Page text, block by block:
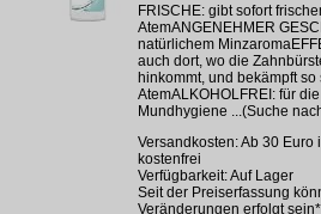
FRISCHE: gibt sofort
AtemANGENEHMER
natürlichem
auch dort, wo die
hinkommt, und bekämpft so
AtemALKOHOLFREI: für
Mundhygiene ...(Suche
Versandkosten: Ab 30 Euro
kostenfrei
Verfügbarkeit: Auf Lager
Seit der Preiserfassung
Veränderungen erfolgt